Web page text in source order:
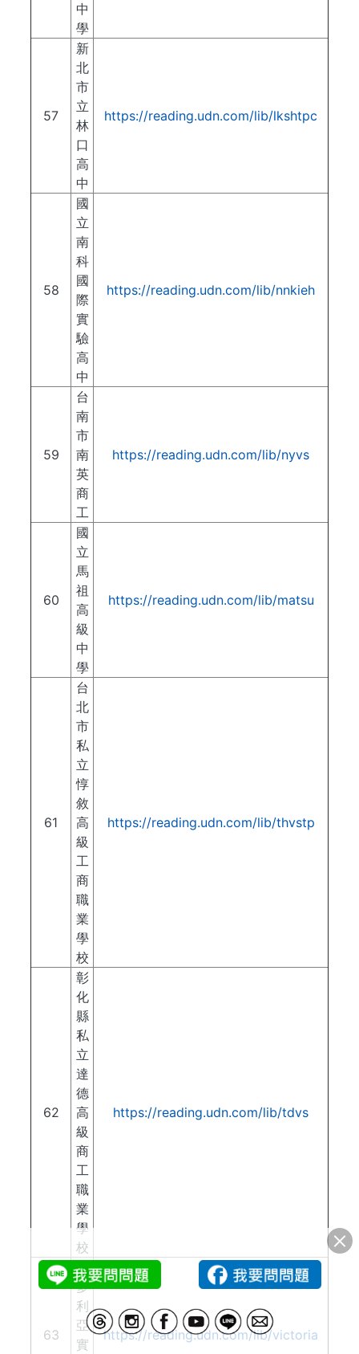
中
學
57
新
北
市
立
林
口
高
中
https://reading.udn.com/lib/lkshtpc
58
國
立
南
科
國
際
實
驗
高
中
https://reading.udn.com/lib/nnkieh
59
台
南
市
南
英
商
工
https://reading.udn.com/lib/nyvs
60
國
立
馬
祖
高
級
中
學
https://reading.udn.com/lib/matsu
61
台
北
市
私
立
惇
敘
高
級
工
商
職
業
學
校
https://reading.udn.com/lib/thvstp
62
彰
化
縣
私
立
達
德
高
級
商
工
職
業
學
校
https://reading.udn.com/lib/tdvs
63
維
多
利
亞
實
https://reading.udn.com/lib/victoria